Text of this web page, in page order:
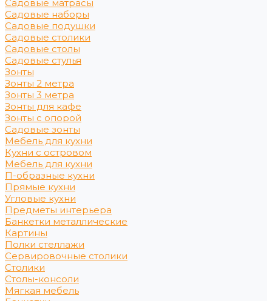
Садовые матрасы
Садовые наборы
Садовые подушки
Садовые столики
Садовые столы
Садовые стулья
Зонты
Зонты 2 метра
Зонты 3 метра
Зонты для кафе
Зонты с опорой
Садовые зонты
Мебель для кухни
Кухни с островом
Мебель для кухни
П-образные кухни
Прямые кухни
Угловые кухни
Предметы интерьера
Банкетки металлические
Картины
Полки стеллажи
Сервировочные столики
Столики
Столы-консоли
Мягкая мебель